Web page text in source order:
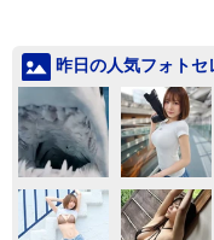
昨日の人気フォトセ